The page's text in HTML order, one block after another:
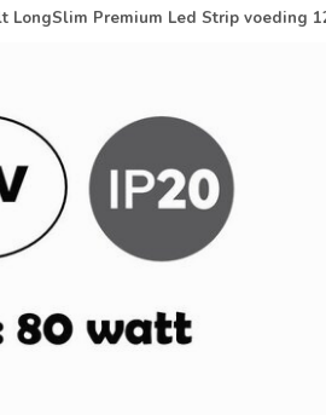
LongSlim Premium Led Strip voeding